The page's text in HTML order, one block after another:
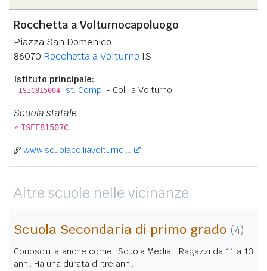
Rocchetta a Volturnocapoluogo
Piazza San Domenico
86070 Rocchetta a Volturno IS
Istituto principale:
ISIC815004 Ist. Comp. - Colli a Volturno
Scuola statale
» ISEE81507C
www.scuolacolliavolturno....
Altre scuole nelle vicinanze
Scuola Secondaria di primo grado (4)
Conosciuta anche come "Scuola Media". Ragazzi da 11 a 13
anni. Ha una durata di tre anni.